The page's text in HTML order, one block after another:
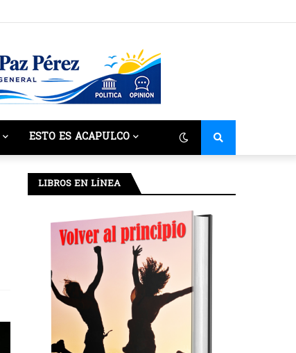
ESTO ES ACAPULCO
LIBROS EN LÍNEA